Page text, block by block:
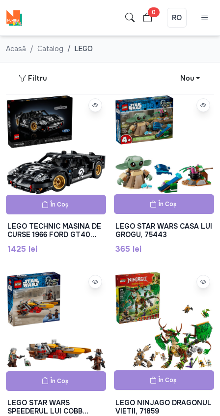
0
RO
Acasă Catalog LEGO
Filtru Nou
În Coș
LEGO TECHNIC MASINA DE
CURSE 1966 FORD GT40
1425 lei
În Coș
LEGO STAR WARS CASA LUI
GROGU, 75443
365 lei
În Coș
LEGO STAR WARS
SPEEDERUL LUI COBB
În Coș
LEGO NINJAGO DRAGONUL
VIETII, 71859